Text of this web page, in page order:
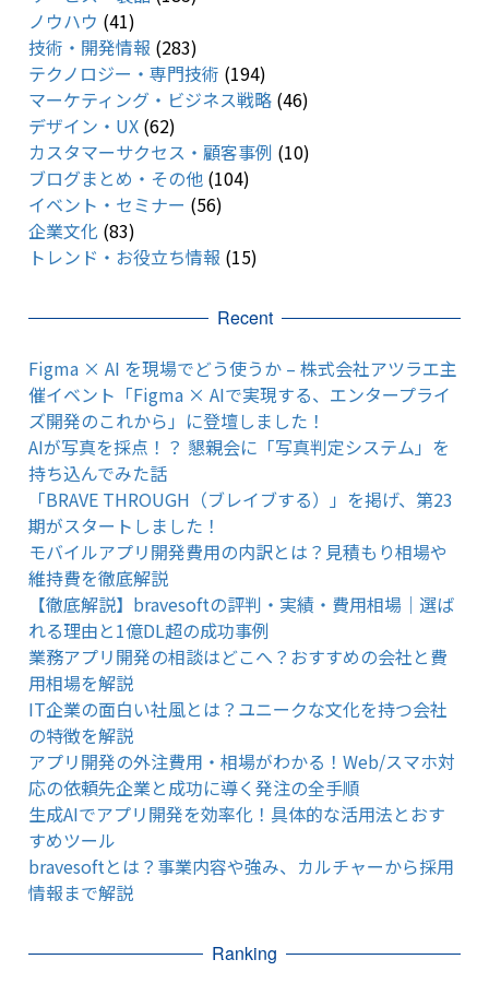
ノウハウ (41)
技術・開発情報 (283)
テクノロジー・専門技術 (194)
マーケティング・ビジネス戦略(46)
デザイン・UX(62)
カスタマーサクセス・顧客事例 (10)
ブログまとめ・その他(104)
イベント・セミナー (56)
企業文化 (83)
トレンド・お役立ち情報 (15)
Recent
Figma × AI を現場でどう使うか – 株式会社アツラエ主
催イベント「Figma × AIで実現する、エンタープライ
ズ開発のこれから」に登壇しました！
AIが写真を採点！？ 懇親会に「写真判定システム」を
持ち込んでみた話
「BRAVE THROUGH（ブレイブする）」を掲げ、第23
期がスタートしました！
モバイルアプリ開発費用の内訳とは？見積もり相場や
維持費を徹底解説
【徹底解説】bravesoftの評判・実績・費用相場｜選ば
れる理由と1億DL超の成功事例
業務アプリ開発の相談はどこへ？おすすめの会社と費
用相場を解説
IT企業の面白い社風とは？ユニークな文化を持つ会社
の特徴を解説
アプリ開発の外注費用・相場がわかる！Web/スマホ対
応の依頼先企業と成功に導く発注の全手順
生成AIでアプリ開発を効率化！具体的な活用法とおす
すめツール
bravesoftとは？事業内容や強み、カルチャーから採用
情報まで解説
Ranking